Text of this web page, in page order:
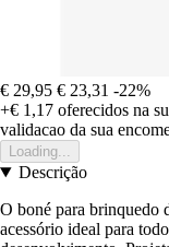
€ 29,95 € 23,31 -22%
+€ 1,17 oferecidos na
validacao da sua
Loading...
Descrição
O boné para brinquedo
acessório ideal para